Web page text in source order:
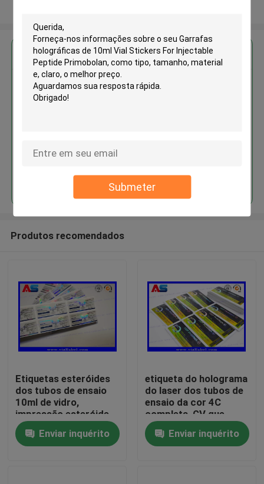
Submeter
Casa
Produtos
Obter o melhor preço para
Garrafas holográficas de 10ml
Continue
Produtos recomendados
Etiquetas esteróides
dos tubos de ensaio
10ml de vidro,
impressão esteróide
feita sob encomenda
do tubo de ensaio da
etiqueta
Enviar inquérito
etiqueta do holograma
do laser dos tubos de
ensaio da cor 4C
completa, GV que
imprime etiquetas da
garrafaEnviar inquérito